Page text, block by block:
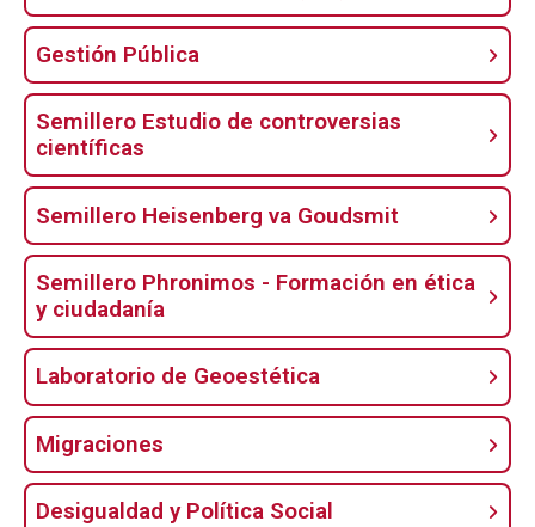
Gestión Pública
Semillero Estudio de controversias
científicas
Semillero Heisenberg va Goudsmit
Semillero Phronimos - Formación en ética
y ciudadanía
Laboratorio de Geoestética
Migraciones
Desigualdad y Política Social